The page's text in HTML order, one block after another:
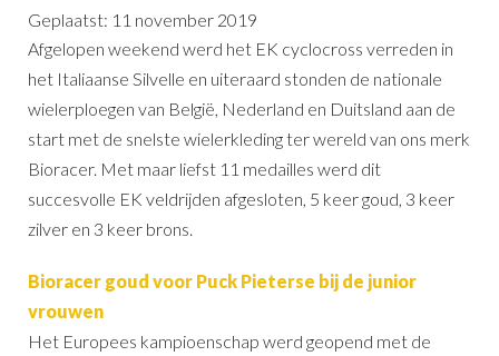
Geplaatst: 11 november 2019
Afgelopen weekend werd het EK cyclocross verreden in
het Italiaanse Silvelle en uiteraard stonden de nationale
wielerploegen van België, Nederland en Duitsland aan de
start met de snelste wielerkleding ter wereld van ons merk
Bioracer. Met maar liefst 11 medailles werd dit
succesvolle EK veldrijden afgesloten, 5 keer goud, 3 keer
zilver en 3 keer brons.
Bioracer goud voor Puck Pieterse bij de junior
vrouwen
Het Europees kampioenschap werd geopend met de